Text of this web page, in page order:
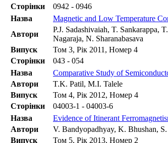
Сторінки
0942 - 0946
Назва
Magnetic and Low Temperature
Автори
P.J. Sadashivaiah, T. Sankarappa,
Nagaraja, N. Sharanabasava
Випуск
Том 3, Рік 2011, Номер 4
Сторінки
043 - 054
Назва
Comparative Study of
Автори
T.K. Patil, M.I. Talele
Випуск
Том 4, Рік 2012, Номер 4
Сторінки
04003-1 - 04003-6
Назва
Evidence of Itinerant
Автори
V. Bandyopadhyay, K. Bhushan,
Випуск
Том 5, Рік 2013, Номер 2